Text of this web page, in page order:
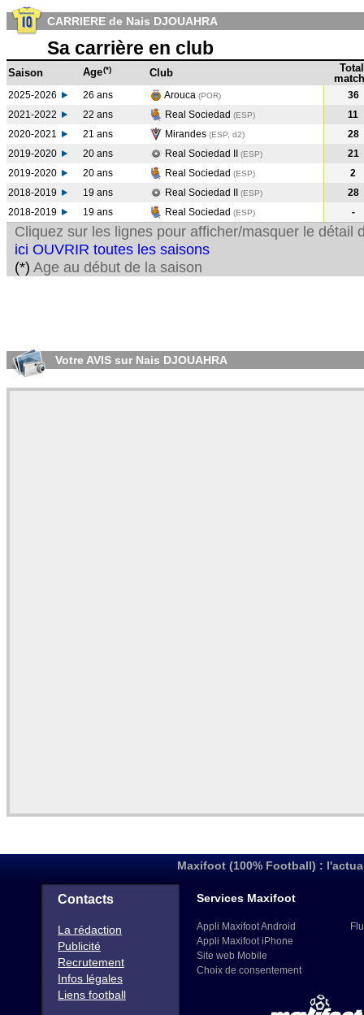
CARRIERE de Nais DJOUAHRA
Sa carrière en club
Saison Age(*) Club
Total
2025-2026 26 ans Arouca (POR)
36
2021-2022
22 ans Real Sociedad (ESP)
11
2020-2021
21 ans Mirandes (ESP, d2)
28
2019-2020
20 ans Real Sociedad II (ESP)
21
2019-2020
20 ans Real Sociedad (ESP)
2
2018-2019
19 ans Real Sociedad II (ESP)
28
2018-2019
19 ans Real Sociedad (ESP) -
Cliquez sur les lignes pour afficher/masquer le détail
ici OUVRIR toutes les saisons
(*) Age au début de la saison
Votre AVIS sur Nais DJOUAHRA
Maxifoot (100% Football) :
Contacts
La rédaction
Publicité
Recrutement
Infos légales
Liens football
Services Maxifoot
Appli Maxifoot Android
Appli Maxifoot iPhone
Site web Mobile
Choix de consentement